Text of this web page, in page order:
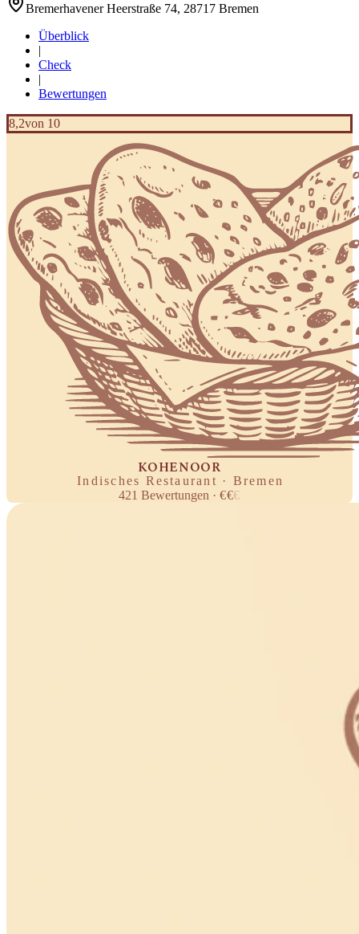
Bremerhavener Heerstraße 74, 28717 Bremen
Überblick
|
Check
|
Bewertungen
8,2von 10
KOHENOOR
Indisches Restaurant · Bremen
421 Bewertungen ·€€€